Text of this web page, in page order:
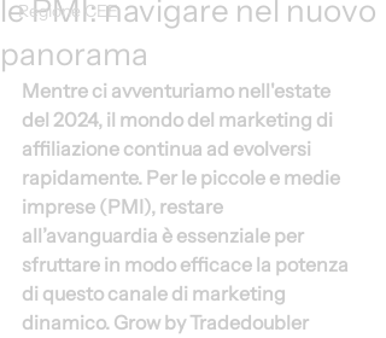
Regione CEE
le PMI: navigare nel nuovo
panorama
Mentre ci avventuriamo nell'estate
del 2024, il mondo del marketing di
affiliazione continua ad evolversi
rapidamente. Per le piccole e medie
imprese (PMI), restare
all’avanguardia è essenziale per
sfruttare in modo efficace la potenza
di questo canale di marketing
dinamico. Grow by Tradedoubler